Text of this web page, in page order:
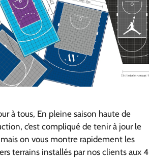
à tous, En pleine saison haute de
c’est compliqué de tenir à jour le
mais on vous montre rapidement les
terrains installés par nos clients aux 4